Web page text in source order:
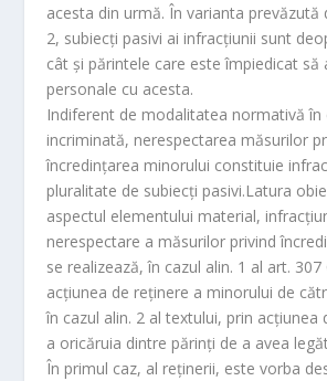
acesta din urmă. În varianta prevăzută
2, subiecţi pasivi ai infracţiunii sunt
cât şi părintele care este împiedicat să
personale cu acesta.
Indiferent de modalitatea normativă în
incriminată, nerespectarea măsurilor
încredinţarea minorului constituie
pluralitate de subiecţi pasivi.Latura
aspectul elementului material,
nerespectare a măsurilor privind
se realizează, în cazul alin. 1 al art. 307
acţiunea de reţinere a minorului de
în cazul alin. 2 al textului, prin acţiunea
a oricăruia dintre părinţi de a avea
În primul caz, al reţinerii, este vorba